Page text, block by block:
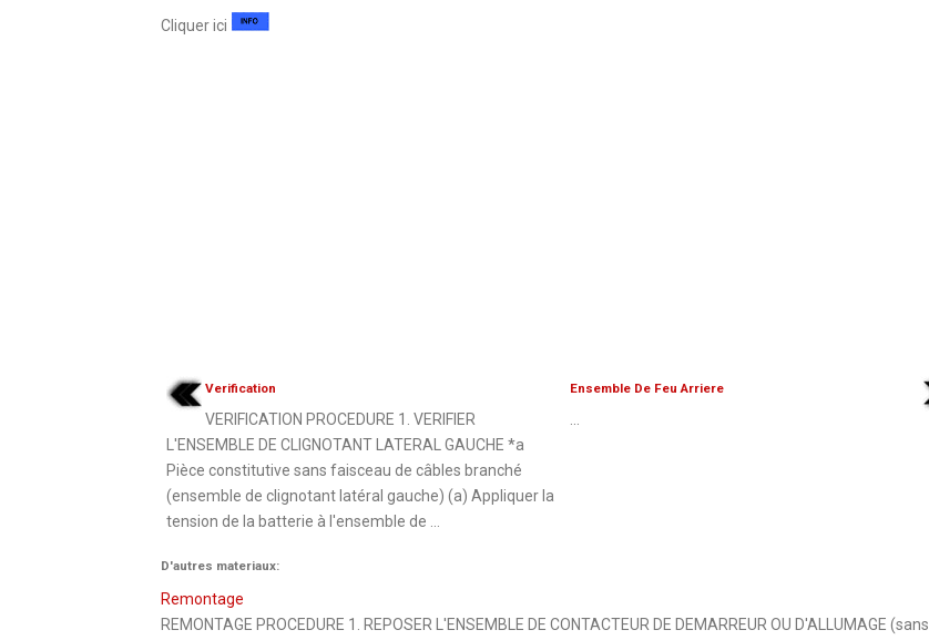
Cliquer ici
Verification
VERIFICATION PROCEDURE 1. VERIFIER
L'ENSEMBLE DE CLIGNOTANT LATERAL GAUCHE *a
Pièce constitutive sans faisceau de câbles branché
(ensemble de clignotant latéral gauche) (a) Appliquer la
tension de la batterie à l'ensemble de ...
Ensemble De Feu Arriere
D'autres materiaux:
Remontage
REMONTAGE PROCEDURE 1. REPOSER L'ENSEMBLE DE CONTACTEUR DE DEMARREUR OU D'ALLUMAGE (sans